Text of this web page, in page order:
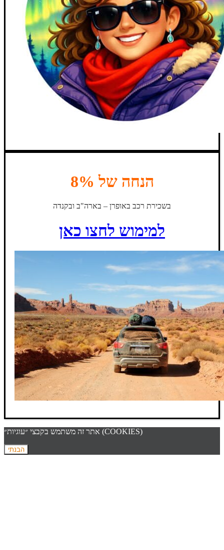
הנחה של 8%
בשכירת רכב באופרן – בארה"ב ובקנדה
למימוש לחצו כאן
אתר זה משתמש בקבצי ״עוגיות״ (COOKIES)
הבנתי